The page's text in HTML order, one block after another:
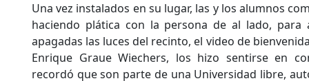
Una vez instalados en su lugar, las y los alumnos
haciendo plática con la persona de al lado, para
apagadas las luces del recinto, el video de
Enrique Graue Wiechers, los hizo sentirse en
recordó que son parte de una Universidad libre,